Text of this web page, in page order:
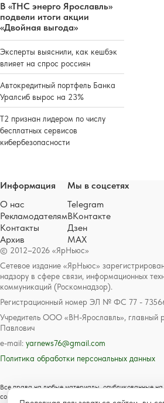
В «ТНС энерго Ярославль»
подвели итоги акции
«Двойная выгода»
Эксперты выяснили, как кешбэк
влияет на спрос россиян
Автокредитный портфель Банка
Уралсиб вырос на 23%
Т2 признан лидером по числу
бесплатных сервисов
кибербезопасности
© 2012–2026 «ЯрНьюс»
Сетевое издание «ЯрНьюс»
надзору в сфере связи, информационных
коммуникаций (Роскомнадзор).
Регистрационный номер ЭЛ № ФС 77 -
Учредитель ООО «ВН-Ярославль», главный
Павлович
e-mail: yarnews76@gmail.com
Политика обработки персональных данных
Все права на любые материалы, опубликованные
соответствии с российским и международным
Информация
О нас
Рекламодателям
Контакты
Архив
Мы в соцсетях
Telegram
ВКонтакте
Дзен
MAX